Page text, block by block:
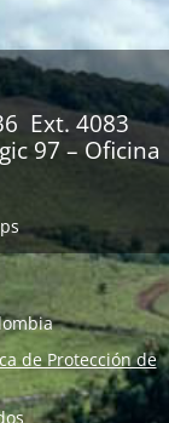
Ext. 4083
97 – Oficina
de Protección de